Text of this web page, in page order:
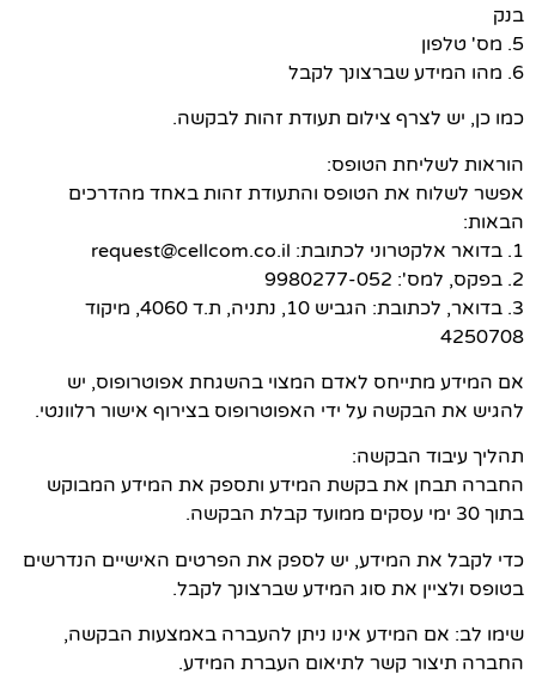
בנק
5. מס' טלפון
6. מהו המידע שברצונך לקבל
כמו כן, יש לצרף צילום תעודת זהות לבקשה.
הוראות לשליחת הטופס:
אפשר לשלוח את הטופס והתעודת זהות באחד מהדרכים
הבאות:
1. בדואר אלקטרוני לכתובת: request@cellcom.co.il
2. בפקס, למס': 9980277-052
3. בדואר, לכתובת: הגביש 10, נתניה, ת.ד 4060, מיקוד
4250708
אם המידע מתייחס לאדם המצוי בהשגחת אפוטרופוס, יש
להגיש את הבקשה על ידי האפוטרופוס בצירוף אישור רלוונטי.
תהליך עיבוד הבקשה:
החברה תבחן את בקשת המידע ותספק את המידע המבוקש
בתוך 30 ימי עסקים ממועד קבלת הבקשה.
כדי לקבל את המידע, יש לספק את הפרטים האישיים הנדרשים
בטופס ולציין את סוג המידע שברצונך לקבל.
שימו לב: אם המידע אינו ניתן להעברה באמצעות הבקשה,
החברה תיצור קשר לתיאום העברת המידע.